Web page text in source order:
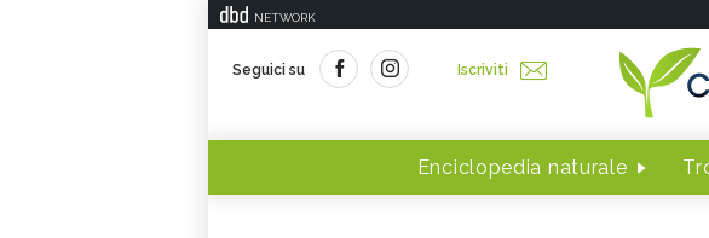
NETWORK
Seguici su Iscriviti
Enciclopedia naturale